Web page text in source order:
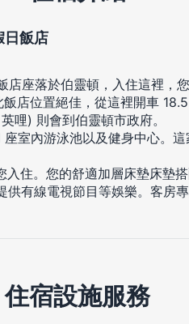
日飯店
店座落於伯靈頓，入住這裡，
店位置絕佳，從這裡開車
哩) 則會到伯靈頓市政府。
室內游泳池以及健身中心。
入住。您的舒適加層床墊床墊
供有線電視節目等娛樂。客房
住宿設施服務